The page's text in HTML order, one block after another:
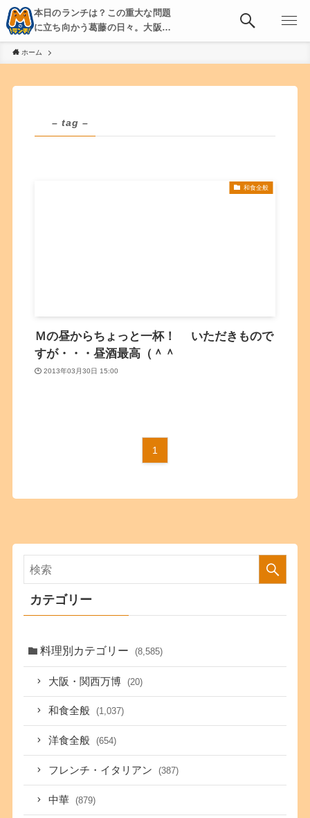
本日のランチは？この重大な問題
に立ち向かう葛藤の日々。大阪・
京都・神戸を中心とした食べ歩
き、飲み歩きを綴る。
ホーム
– tag –
和食全般
Ｍの昼からちょっと一杯！ いただきもので
すが・・・昼酒最高（＾＾
2013年03月30日 15:00
1
カテゴリー
料理別カテゴリー (8,585)
大阪・関西万博 (20)
和食全般 (1,037)
洋食全般 (654)
フレンチ・イタリアン (387)
中華 (879)